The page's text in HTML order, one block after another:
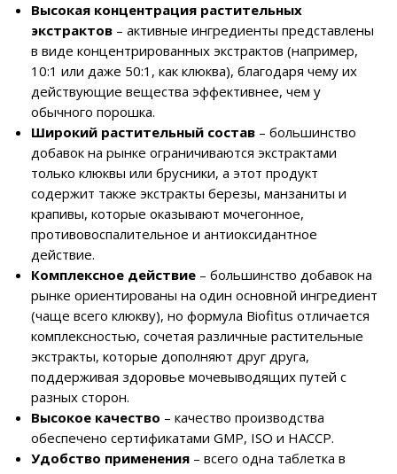
Высокая концентрация растительных
экстрактов – активные ингредиенты представлены
в виде концентрированных экстрактов (например,
10:1 или даже 50:1, как клюква), благодаря чему их
действующие вещества эффективнее, чем у
обычного порошка.
Широкий растительный состав – большинство
добавок на рынке ограничиваются экстрактами
только клюквы или брусники, а этот продукт
содержит также экстракты березы, манзаниты и
крапивы, которые оказывают мочегонное,
противовоспалительное и антиоксидантное
действие.
Комплексное действие – большинство добавок на
рынке ориентированы на один основной ингредиент
(чаще всего клюкву), но формула Biofitus отличается
комплексностью, сочетая различные растительные
экстракты, которые дополняют друг друга,
поддерживая здоровье мочевыводящих путей с
разных сторон.
Высокое качество – качество производства
обеспечено сертификатами GMP, ISO и HACCP.
Удобство применения – всего одна таблетка в